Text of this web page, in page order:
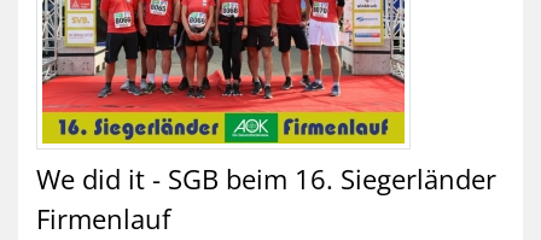
We did it - SGB beim 16. Siegerländer
Firmenlauf